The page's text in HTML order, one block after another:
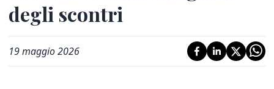
degli scontri
19 maggio 2026